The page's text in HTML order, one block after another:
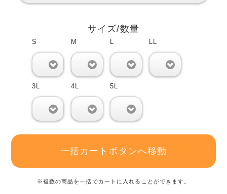
サイズ/数量
S M L LL
3L 4L 5L
一括カートボタンへ移動
※複数の商品を一括でカートに入れることができます。